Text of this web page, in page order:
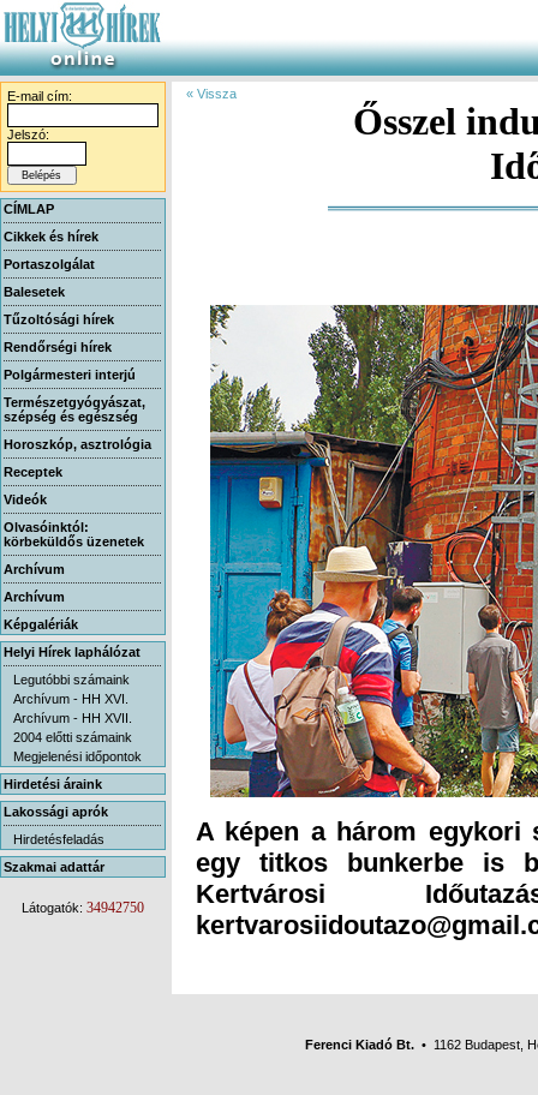
E-mail cím:
Jelszó:
CÍMLAP
Cikkek és hírek
Portaszolgálat
Balesetek
Tűzoltósági hírek
Rendőrségi hírek
Polgármesteri interjú
Természetgyógyászat,
szépség és egészség
Horoszkóp, asztrológia
Receptek
Videók
Olvasóinktól:
körbeküldős üzenetek
Archívum
Archívum
Képgalériák
Helyi Hírek laphálózat
Legutóbbi számaink
Archívum - HH XVI.
Archívum - HH XVII.
2004 előtti számaink
Megjelenési időpontok
Hirdetési áraink
Lakossági aprók
Hirdetésfeladás
Szakmai adattár
Látogatók: 34942750
« Vissza
Ősszel
A képen a három egykori
egy titkos bunkerbe is
Kertvárosi
Ferenci Kiadó Bt. • 1162 Budapest,